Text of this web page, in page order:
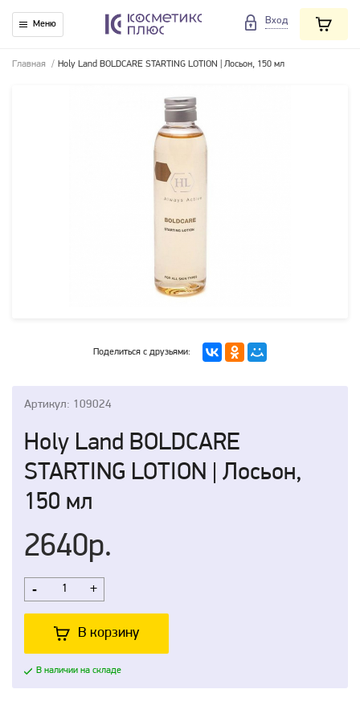
Меню Вход
Главная / Holy Land BOLDCARE STARTING LOTION | Лосьон, 150 мл
Поделиться с друзьями:
Артикул: 109024
Holy Land BOLDCARE
STARTING LOTION | Лосьон,
150 мл
2640р.
- +
В корзину
В наличии на складе